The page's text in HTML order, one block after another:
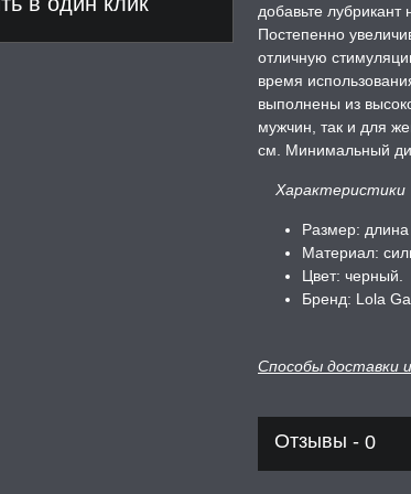
добавьте
Постепенно
отличную
время
выполнены из
мужчин, так и для
см. Минимальный
Характеристики
Размер:
Материал:
Цвет: черный.
Бренд: Lola
Способы доставки
Отзывы - 0